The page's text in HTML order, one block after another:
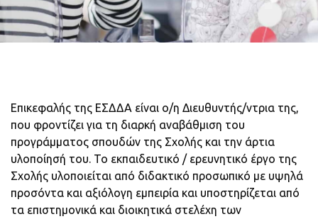
Επικεφαλής της ΕΣΔΔΑ είναι ο/η Διευθυντής/ντρια της,
που φροντίζει για τη διαρκή αναβάθμιση του
προγράμματος σπουδών της Σχολής και την άρτια
υλοποίησή του. Το εκπαιδευτικό / ερευνητικό έργο της
Σχολής υλοποιείται από διδακτικό προσωπικό με υψηλά
προσόντα και αξιόλογη εμπειρία και υποστηρίζεται από
τα επιστημονικά και διοικητικά στελέχη των